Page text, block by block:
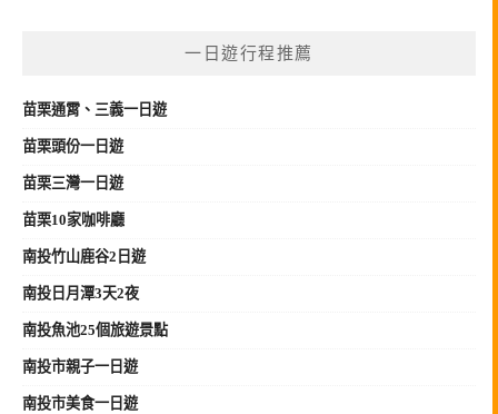
一日遊行程推薦
苗栗通霄、三義一日遊
苗栗頭份一日遊
苗栗三灣一日遊
苗栗10家咖啡廳
南投竹山鹿谷2日遊
南投日月潭3天2夜
南投魚池25個旅遊景點
南投市親子一日遊
南投市美食一日遊